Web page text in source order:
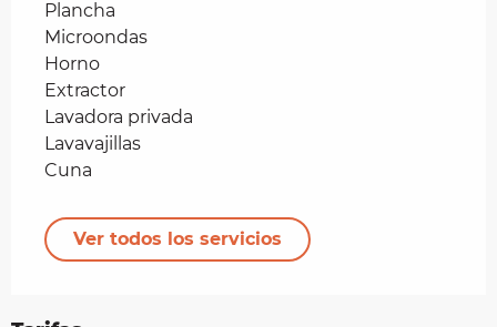
Plancha
Microondas
Horno
Extractor
Lavadora privada
Lavavajillas
Cuna
Ver todos los servicios